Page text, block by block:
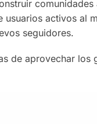
usuarios activos al
seguidores.
de aprovechar